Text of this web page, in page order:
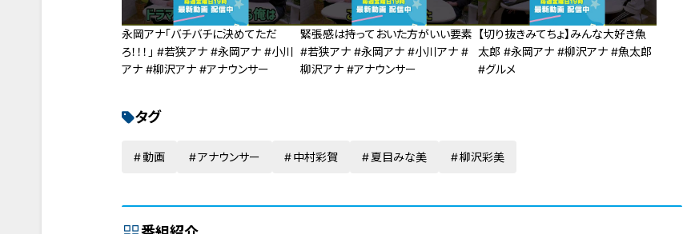
永岡アナ「バチバチに決めてただ
ろ！！！」 #若狭アナ #永岡アナ #小川
アナ #柳沢アナ #アナウンサー
緊張感は持っておいた方がいい要素
#若狭アナ #永岡アナ #小川アナ #
柳沢アナ #アナウンサー
【切り抜きみてちょ】みんな大好き魚
太郎 #永岡アナ #柳沢アナ #魚太郎
#グルメ
タグ
動画 アナウンサー 中村彩賀 夏目みな美 柳沢彩美